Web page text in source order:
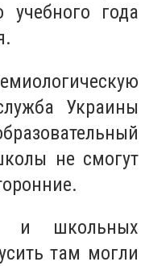
учебного года
Украины
не смогут
и школьных
там могли